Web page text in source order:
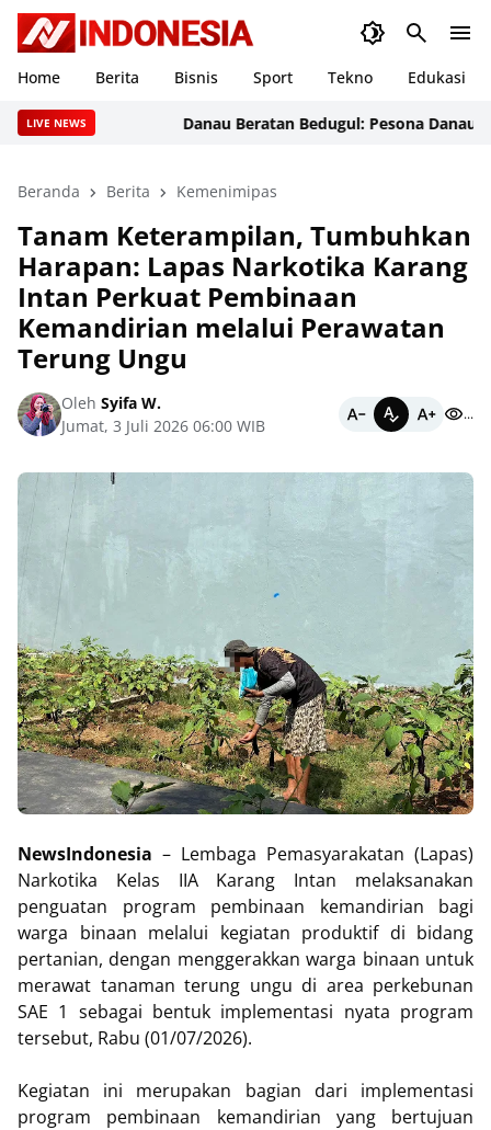
Home Berita Bisnis Sport Tekno Edukasi
LIVE NEWS Danau Beratan Bedugul: Pesona Danau
Beranda Berita Kemenimipas
Tanam Keterampilan, Tumbuhkan
Harapan: Lapas Narkotika Karang
Intan Perkuat Pembinaan
Kemandirian melalui Perawatan
Terung Ungu
Oleh Syifa W.
Jumat, 3 Juli 2026 06:00 WIB
...
NewsIndonesia – Lembaga Pemasyarakatan (Lapas)
Narkotika Kelas IIA Karang Intan melaksanakan
penguatan program pembinaan kemandirian bagi
warga binaan melalui kegiatan produktif di bidang
pertanian, dengan menggerakkan warga binaan untuk
merawat tanaman terung ungu di area perkebunan
SAE 1 sebagai bentuk implementasi nyata program
tersebut, Rabu (01/07/2026).
Kegiatan ini merupakan bagian dari implementasi
program pembinaan kemandirian yang bertujuan